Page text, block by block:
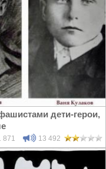
дети-герои,
871 13 492